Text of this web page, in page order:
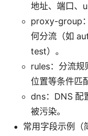
地址、端口、
proxy-group
何分流（如
test）。
rules：分流规
位置等条件匹
dns：DNS 配
被污染。
常用字段示例（